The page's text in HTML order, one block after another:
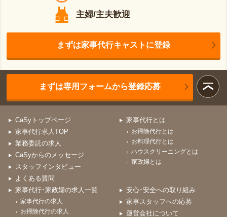
主婦/主夫歓迎
まずは家事代行キャストに登録
まずは専用フォームから登録応募
CaSyトップページ
家事代行求人TOP
業務委託の求人
CaSyからのメッセージ
スタッフインタビュー
よくある質問
家事代行とは
お掃除代行とは
お料理代行とは
ハウスクリーニングとは
家政婦とは
家事代行･家政婦の求人一覧
家事代行の求人
お掃除代行の求人
安心･安全への取り組み
家事スタッフへの応募
運営会社について